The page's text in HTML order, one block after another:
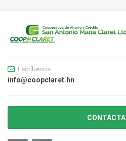
Escríbenos
info@coopclaret.hn